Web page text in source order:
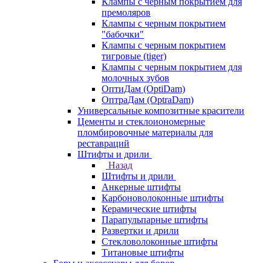
премоляров
Клампы с черным покрытием
"бабочки"
Клампы с черным покрытием
тигровые (tiger)
Клампы с черным покрытием для
молочных зубов
ОптиДам (OptiDam)
ОптраДам (OptraDam)
Универсальные композитные красители
Цементы и стеклоиономерные
пломбировочные материалы для
реставраций
Штифты и дрили
Назад
Штифты и дрили
Анкерные штифты
Карбоноволоконные штифты
Керамические штифты
Парапульпарные штифты
Развертки и дрили
Стекловолоконные штифты
Титановые штифты